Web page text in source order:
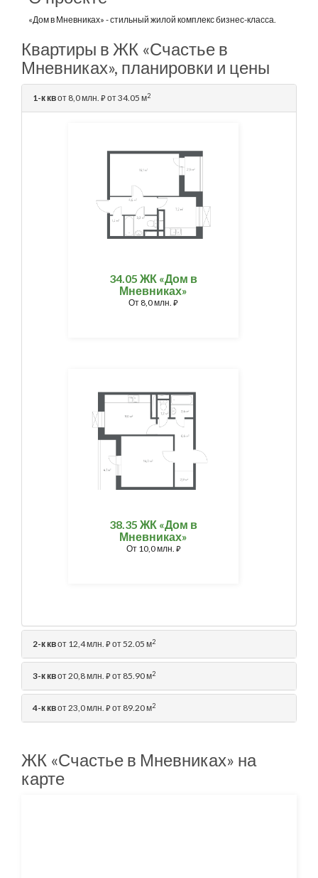
«Дом в Мневниках» - стильный жилой комплекс бизнес-класса.
Квартиры в ЖК «Счастье в
Мневниках», планировки и цены
1-к квот 8,0 млн. ⃏от 34.05 м2
34.05 ЖК «Дом в
Мневниках»
От 8,0 млн. ⃏
38.35 ЖК «Дом в
Мневниках»
От 10,0 млн. ⃏
2-к квот 12,4 млн. ⃏от 52.05 м2
3-к квот 20,8 млн. ⃏от 85.90 м2
4-к квот 23,0 млн. ⃏от 89.20 м2
ЖК «Счастье в Мневниках» на
карте